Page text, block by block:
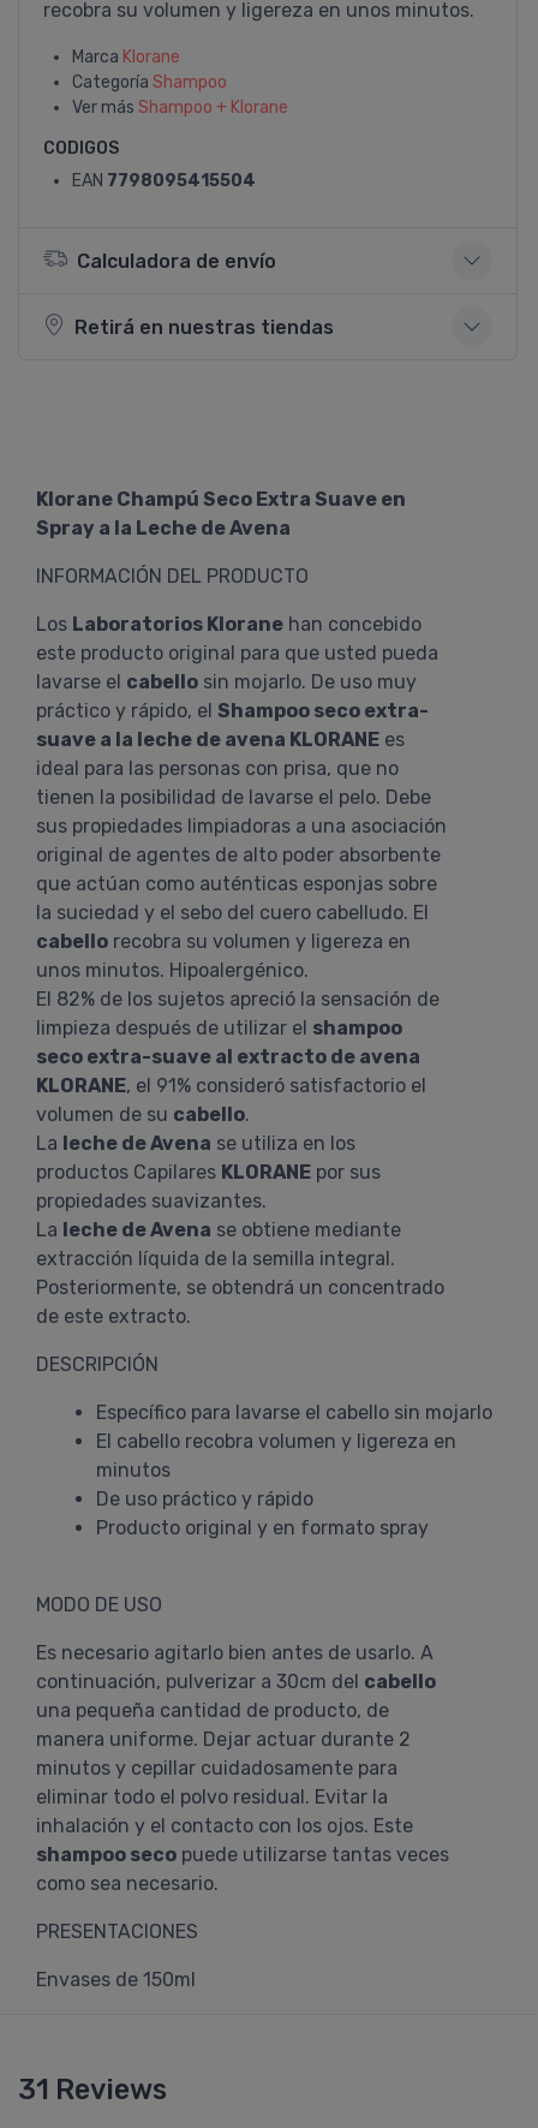
recobra su volumen y ligereza en unos minutos.
Marca Klorane
Categoría Shampoo
Ver más Shampoo + Klorane
CODIGOS
EAN 7798095415504
Calculadora de envío
Retirá en nuestras tiendas
Klorane Champú Seco Extra Suave en
Spray a la Leche de Avena
INFORMACIÓN DEL PRODUCTO
Los Laboratorios Klorane han concebido
este producto original para que usted pueda
lavarse el cabello sin mojarlo. De uso muy
práctico y rápido, el Shampoo seco extra-
suave a la leche de avena KLORANE es
ideal para las personas con prisa, que no
tienen la posibilidad de lavarse el pelo. Debe
sus propiedades limpiadoras a una asociación
original de agentes de alto poder absorbente
que actúan como auténticas esponjas sobre
la suciedad y el sebo del cuero cabelludo. El
cabello recobra su volumen y ligereza en
unos minutos. Hipoalergénico.
El 82% de los sujetos apreció la sensación de
limpieza después de utilizar el shampoo
seco extra-suave al extracto de avena
KLORANE, el 91% consideró satisfactorio el
volumen de su cabello.
La leche de Avena se utiliza en los
productos Capilares KLORANE por sus
propiedades suavizantes.
La leche de Avena se obtiene mediante
extracción líquida de la semilla integral.
Posteriormente, se obtendrá un concentrado
de este extracto.
DESCRIPCIÓN
Específico para lavarse el cabello sin mojarlo
El cabello recobra volumen y ligereza en
minutos
De uso práctico y rápido
Producto original y en formato spray
MODO DE USO
Es necesario agitarlo bien antes de usarlo. A
continuación, pulverizar a 30cm del cabello
una pequeña cantidad de producto, de
manera uniforme. Dejar actuar durante 2
minutos y cepillar cuidadosamente para
eliminar todo el polvo residual. Evitar la
inhalación y el contacto con los ojos. Este
shampoo seco puede utilizarse tantas veces
como sea necesario.
PRESENTACIONES
Envases de 150ml
31 Reviews